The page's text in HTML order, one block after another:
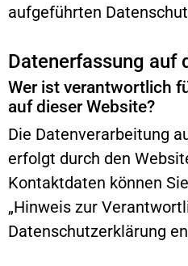
aufgeführten
Datenerfassung auf
Wer ist verantwortlich
auf dieser Website?
Die Datenverarbeitung
erfolgt durch den
Kontaktdaten können
„Hinweis zur
Datenschutzerklärung